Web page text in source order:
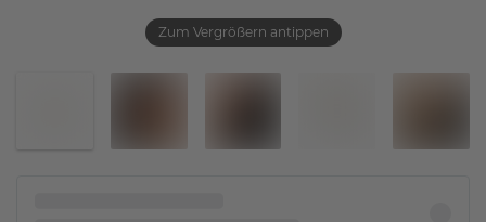
Zum Vergrößern antippen